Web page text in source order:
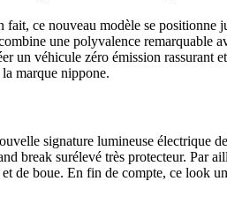
ce nouveau modèle se positionne
une polyvalence
véhicule zéro émission rassurant
marque nippone.
signature lumineuse électrique
surélevé très protecteur. Par
de boue. En fin de compte, ce look